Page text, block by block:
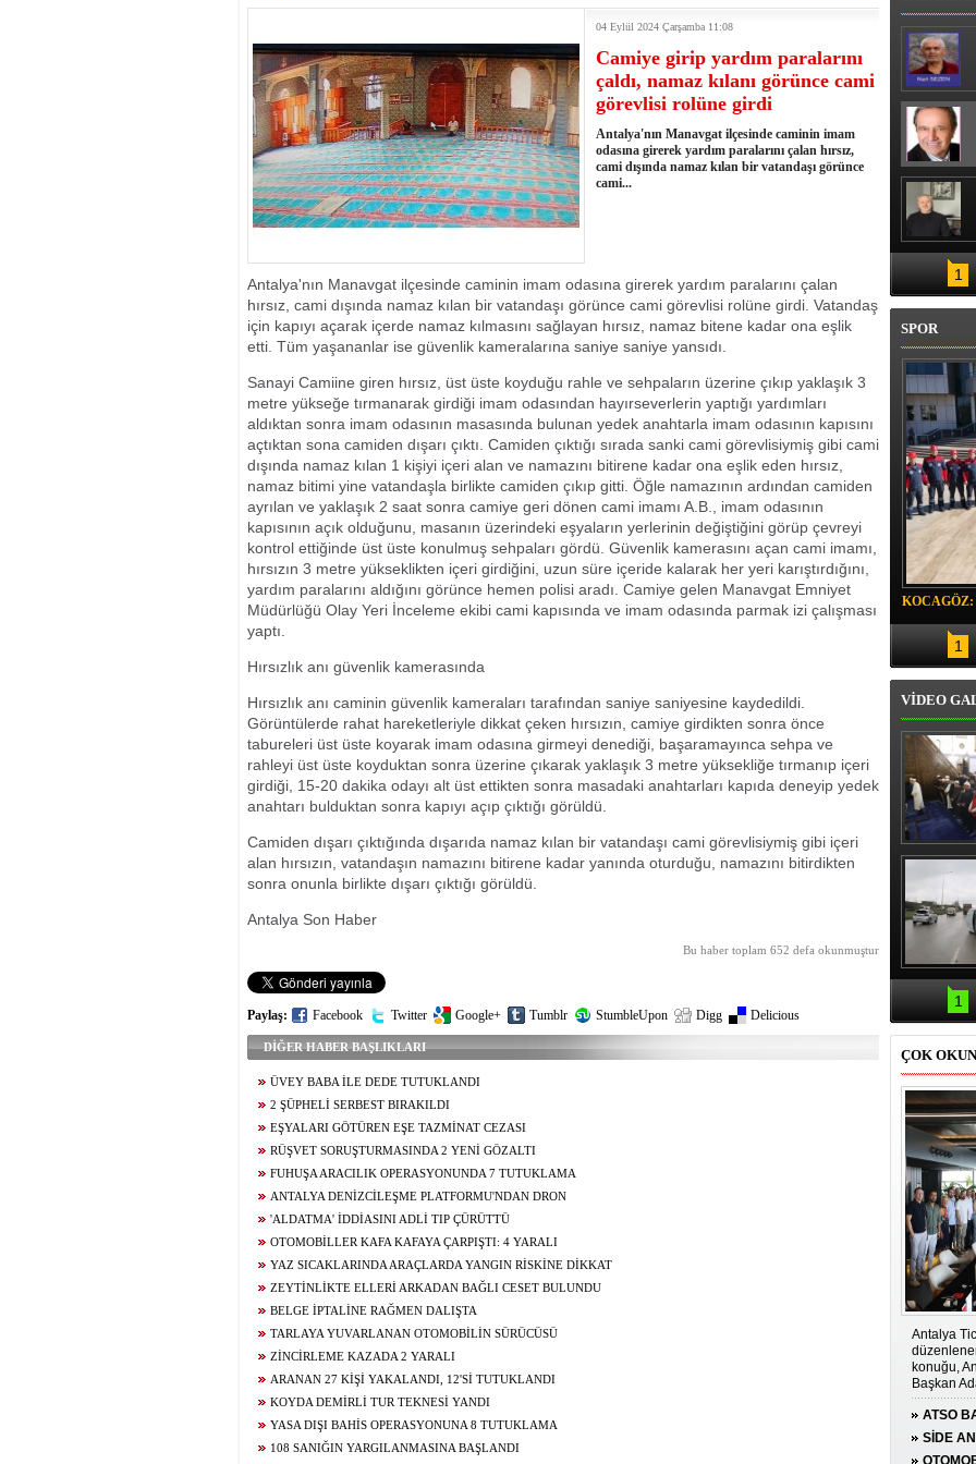
04 Eylül 2024 Çarşamba 11:08
Camiye girip yardım paralarını
çaldı, namaz kılanı görünce cami
görevlisi rolüne girdi
Antalya'nın Manavgat ilçesinde caminin imam
odasına girerek yardım paralarını çalan hırsız,
cami dışında namaz kılan bir vatandaşı görünce
cami...
Antalya'nın Manavgat ilçesinde caminin imam odasına girerek yardım paralarını çalan
hırsız, cami dışında namaz kılan bir vatandaşı görünce cami görevlisi rolüne girdi. Vatandaş
için kapıyı açarak içerde namaz kılmasını sağlayan hırsız, namaz bitene kadar ona eşlik
etti. Tüm yaşananlar ise güvenlik kameralarına saniye saniye yansıdı.
Sanayi Camiine giren hırsız, üst üste koyduğu rahle ve sehpaların üzerine çıkıp yaklaşık 3
metre yükseğe tırmanarak girdiği imam odasından hayırseverlerin yaptığı yardımları
aldıktan sonra imam odasının masasında bulunan yedek anahtarla imam odasının kapısını
açtıktan sona camiden dışarı çıktı. Camiden çıktığı sırada sanki cami görevlisiymiş gibi cami
dışında namaz kılan 1 kişiyi içeri alan ve namazını bitirene kadar ona eşlik eden hırsız,
namaz bitimi yine vatandaşla birlikte camiden çıkıp gitti. Öğle namazının ardından camiden
ayrılan ve yaklaşık 2 saat sonra camiye geri dönen cami imamı A.B., imam odasının
kapısının açık olduğunu, masanın üzerindeki eşyaların yerlerinin değiştiğini görüp çevreyi
kontrol ettiğinde üst üste konulmuş sehpaları gördü. Güvenlik kamerasını açan cami imamı,
hırsızın 3 metre yükseklikten içeri girdiğini, uzun süre içeride kalarak her yeri karıştırdığını,
yardım paralarını aldığını görünce hemen polisi aradı. Camiye gelen Manavgat Emniyet
Müdürlüğü Olay Yeri İnceleme ekibi cami kapısında ve imam odasında parmak izi çalışması
yaptı.
Hırsızlık anı güvenlik kamerasında
Hırsızlık anı caminin güvenlik kameraları tarafından saniye saniyesine kaydedildi.
Görüntülerde rahat hareketleriyle dikkat çeken hırsızın, camiye girdikten sonra önce
tabureleri üst üste koyarak imam odasına girmeyi denediği, başaramayınca sehpa ve
rahleyi üst üste koyduktan sonra üzerine çıkarak yaklaşık 3 metre yüksekliğe tırmanıp içeri
girdiği, 15-20 dakika odayı alt üst ettikten sonra masadaki anahtarları kapıda deneyip yedek
anahtarı bulduktan sonra kapıyı açıp çıktığı görüldü.
Camiden dışarı çıktığında dışarıda namaz kılan bir vatandaşı cami görevlisiymiş gibi içeri
alan hırsızın, vatandaşın namazını bitirene kadar yanında oturduğu, namazını bitirdikten
sonra onunla birlikte dışarı çıktığı görüldü.
Antalya Son Haber
Bu haber toplam 652 defa okunmuştur
Paylaş: Facebook Twitter Google+ Tumblr StumbleUpon Digg Delicious
DİĞER HABER BAŞLIKLARI
ÜVEY BABA İLE DEDE TUTUKLANDI
2 ŞÜPHELİ SERBEST BIRAKILDI
EŞYALARI GÖTÜREN EŞE TAZMİNAT CEZASI
RÜŞVET SORUŞTURMASINDA 2 YENİ GÖZALTI
FUHUŞA ARACILIK OPERASYONUNDA 7 TUTUKLAMA
ANTALYA DENİZCİLEŞME PLATFORMU'NDAN DRON
SALDIRISINA KINAMA
'ALDATMA' İDDİASINI ADLİ TIP ÇÜRÜTTÜ
OTOMOBİLLER KAFA KAFAYA ÇARPIŞTI: 4 YARALI
YAZ SICAKLARINDA ARAÇLARDA YANGIN RİSKİNE DİKKAT
ZEYTİNLİKTE ELLERİ ARKADAN BAĞLI CESET BULUNDU
BELGE İPTALİNE RAĞMEN DALIŞTA
TARLAYA YUVARLANAN OTOMOBİLİN SÜRÜCÜSÜ
YARALANDI
ZİNCİRLEME KAZADA 2 YARALI
ARANAN 27 KİŞİ YAKALANDI, 12'Sİ TUTUKLANDI
KOYDA DEMİRLİ TUR TEKNESİ YANDI
YASA DIŞI BAHİS OPERASYONUNA 8 TUTUKLAMA
108 SANIĞIN YARGILANMASINA BAŞLANDI
1
SPOR
1
VİDEO
Erbaş,
Veli
teravih
1
ÇOK
Antalya
konuğu,
Başkan
ATSO
SİDE